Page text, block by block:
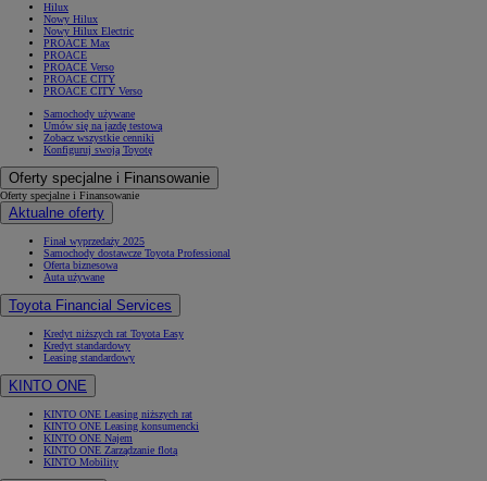
Hilux
Nowy Hilux
Nowy Hilux Electric
PROACE Max
PROACE
PROACE Verso
PROACE CITY
PROACE CITY Verso
Samochody używane
Umów się na jazdę testową
Zobacz wszystkie cenniki
Konfiguruj swoją Toyotę
Oferty specjalne i Finansowanie
Oferty specjalne i Finansowanie
Aktualne oferty
Finał wyprzedaży 2025
Samochody dostawcze Toyota Professional
Oferta biznesowa
Auta używane
Toyota Financial Services
Kredyt niższych rat Toyota Easy
Kredyt standardowy
Leasing standardowy
KINTO ONE
KINTO ONE Leasing niższych rat
KINTO ONE Leasing konsumencki
KINTO ONE Najem
KINTO ONE Zarządzanie flotą
KINTO Mobility